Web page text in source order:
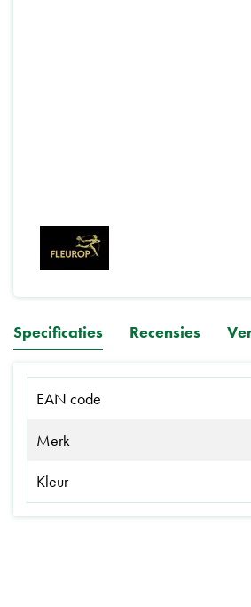
Specificaties Recensies
EAN code
Merk
Kleur